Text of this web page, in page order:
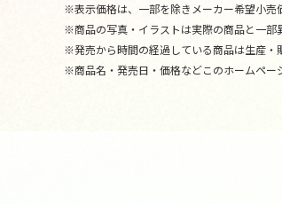
※表示価格は、一部を除きメーカー希望小売
※商品の写真・イラストは実際の商品と一部
※発売から時間の経過している商品は生産・
※商品名・発売日・価格などこのホームペー